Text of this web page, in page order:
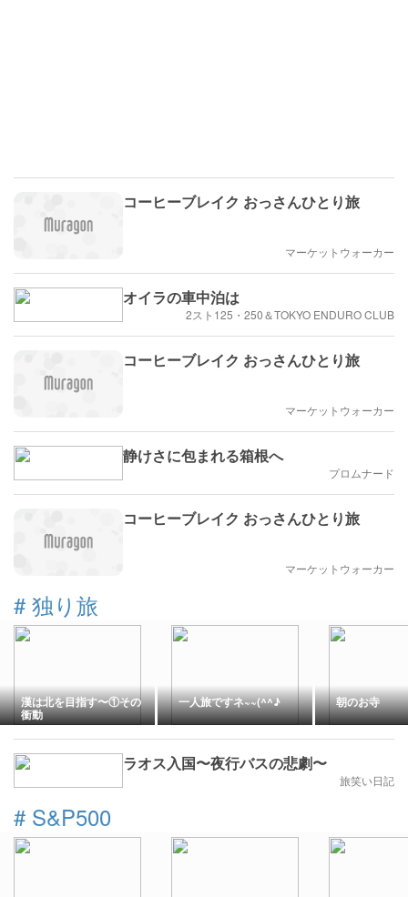
コーヒーブレイク おっさんひとり旅
マーケットウォーカー
オイラの車中泊は
2スト125・250＆TOKYO ENDURO CLUB
コーヒーブレイク おっさんひとり旅
マーケットウォーカー
静けさに包まれる箱根へ
プロムナード
コーヒーブレイク おっさんひとり旅
マーケットウォーカー
# 独り旅
漢は北を目指す〜①その
衝動
一人旅ですネ~~(^^♪ 朝のお寺
ラオス入国〜夜行バスの悲劇〜
旅笑い日記
# S&P500